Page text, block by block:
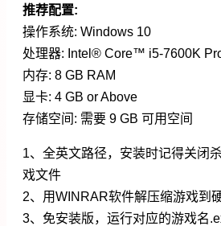
推荐配置:
操作系统: Windows 10
处理器: Intel® Core™ i5-7600K
内存: 8 GB RAM
显卡: 4 GB or Above
存储空间: 需要 9 GB 可用空间
1、全英文路径，安装时记得关闭
戏文件
2、用WINRAR软件解压缩游戏到
3、免安装版，运行对应的游戏名